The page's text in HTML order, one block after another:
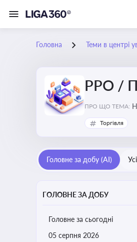
Головна Теми в центрі
РРО /
ПРО ЩО ТЕМА:
Торгівля
Головне за добу (AI)
ГОЛОВНЕ ЗА ДОБУ
Головне за сьогодні
05 серпня 2026